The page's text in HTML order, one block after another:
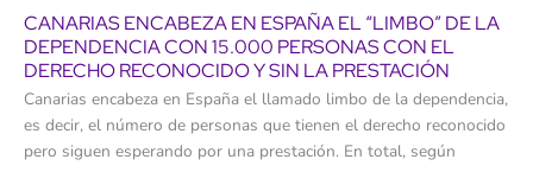
CANARIAS ENCABEZA EN ESPAÑA EL “LIMBO” DE LA
DEPENDENCIA CON 15.000 PERSONAS CON EL
DERECHO RECONOCIDO Y SIN LA PRESTACIÓN
Canarias encabeza en España el llamado limbo de la dependencia,
es decir, el número de personas que tienen el derecho reconocido
pero siguen esperando por una prestación. En total, según